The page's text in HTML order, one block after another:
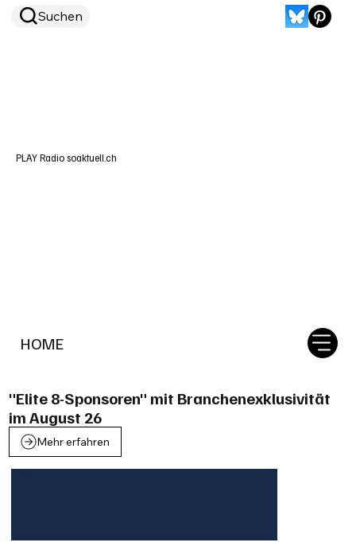
HOME
Suchen
PLAY Radio soaktuell.ch
"Elite 8-Sponsoren" mit Branchenexklusivität
im August 26
Mehr erfahren